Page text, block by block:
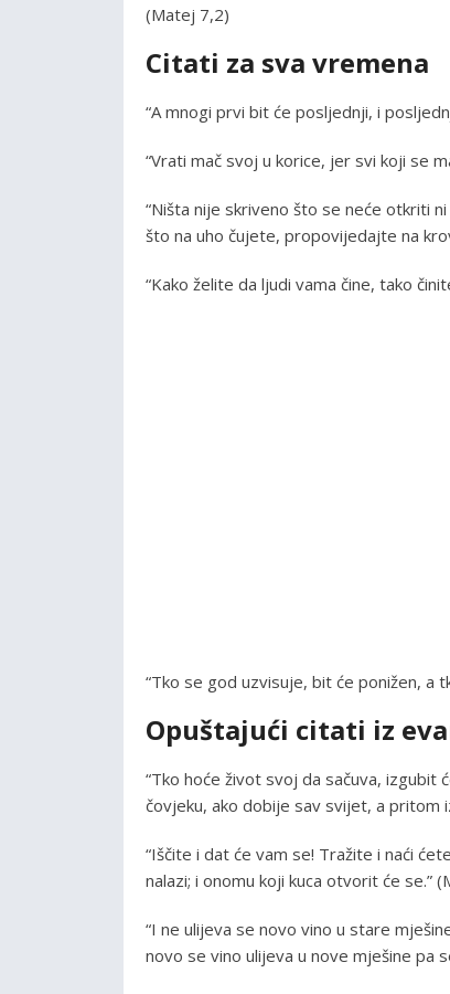
(Matej 7,2)
Citati za sva vremena
“A mnogi prvi bit će posljednji, i
“Vrati mač svoj u korice, jer svi koji se
“Ništa nije skriveno što se neće otkriti
što na uho čujete, propovijedajte na
“Kako želite da ljudi vama čine, tako
“Tko se god uzvisuje, bit će ponižen, a
Opuštajući citati iz
“Tko hoće život svoj da sačuva, izgubit
čovjeku, ako dobije sav svijet, a pritom
“Iščite i dat će vam se! Tražite i naći
nalazi; i onomu koji kuca otvorit će se.”
“I ne ulijeva se novo vino u stare
novo se vino ulijeva u nove mješine pa